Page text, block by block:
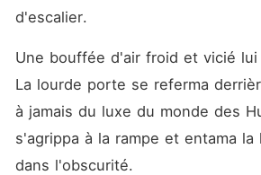
d'escalier.
Une bouffée d'air froid et vicié lui
La lourde porte se referma
à jamais du luxe du monde des
s'agrippa à la rampe et entama
dans l'obscurité.